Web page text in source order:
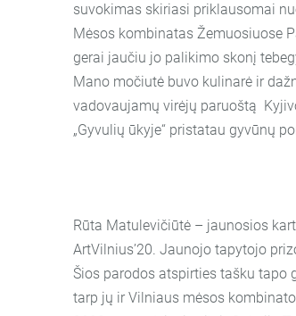
suvokimas skiriasi priklausomai
Mėsos kombinatas Žemuosiuose
gerai jaučiu jo palikimo skonį
Mano močiutė buvo kulinarė ir
vadovaujamų virėjų paruoštą Kyjiv
„Gyvulių ūkyje“ pristatau gyvūnų
Rūta Matulevičiūtė – jaunosios
ArtVilnius’20. Jaunojo tapytojo
Šios parodos atspirties tašku tapo
tarp jų ir Vilniaus mėsos